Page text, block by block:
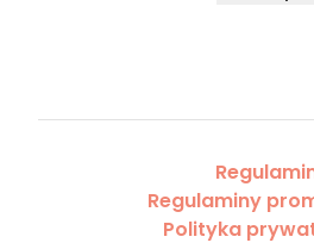
Regulaminy
Polityka